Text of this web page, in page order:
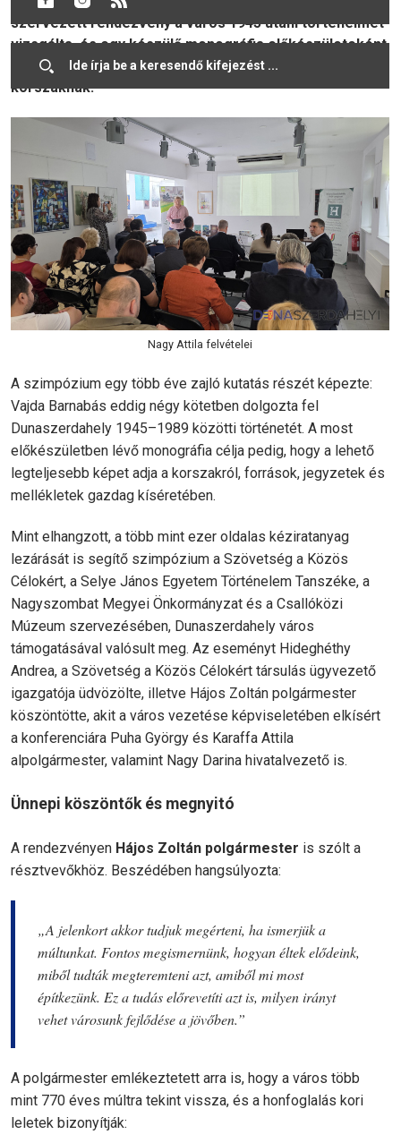
szervezett rendezvény a város 1945 utáni történelmét
vizsgálta, és egy készülő monográfia előkészületeként
szolgált, amely a legteljesebb feldolgozása lesz a
korszaknak.
Nagy Attila felvételei
A szimpózium egy több éve zajló kutatás részét képezte:
Vajda Barnabás eddig négy kötetben dolgozta fel
Dunaszerdahely 1945–1989 közötti történetét. A most
előkészületben lévő monográfia célja pedig, hogy a lehető
legteljesebb képet adja a korszakról, források, jegyzetek és
mellékletek gazdag kíséretében.
Mint elhangzott, a több mint ezer oldalas kéziratanyag
lezárását is segítő szimpózium a Szövetség a Közös
Célokért, a Selye János Egyetem Történelem Tanszéke, a
Nagyszombat Megyei Önkormányzat és a Csallóközi
Múzeum szervezésében, Dunaszerdahely város
támogatásával valósult meg. Az eseményt Hideghéthy
Andrea, a Szövetség a Közös Célokért társulás ügyvezető
igazgatója üdvözölte, illetve Hájos Zoltán polgármester
köszöntötte, akit a város vezetése képviseletében elkísért
a konferenciára Puha György és Karaffa Attila
alpolgármester, valamint Nagy Darina hivatalvezető is.
Ünnepi köszöntők és megnyitó
A rendezvényen Hájos Zoltán polgármester is szólt a
résztvevőkhöz. Beszédében hangsúlyozta:
„A jelenkort akkor tudjuk megérteni, ha ismerjük a
múltunkat. Fontos megismernünk, hogyan éltek elődeink,
miből tudták megteremteni azt, amiből mi most
építkezünk. Ez a tudás előrevetíti azt is, milyen irányt
vehet városunk fejlődése a jövőben.”
A polgármester emlékeztetett arra is, hogy a város több
mint 770 éves múltra tekint vissza, és a honfoglalás kori
leletek bizonyítják: